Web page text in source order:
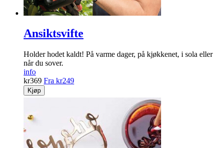
Ansiktsvifte
Holder hodet kaldt! På varme dager, på kjøkkenet, i sola eller
når du sover.
info
kr369 Fra kr249
Kjøp